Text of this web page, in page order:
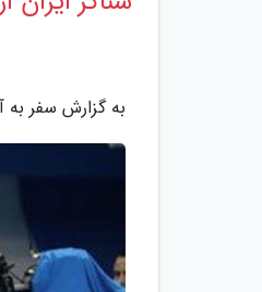
به گزارش سفر به آنتالیا،